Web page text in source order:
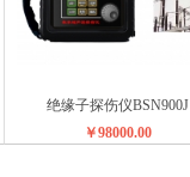
绝缘子探伤仪BSN900J
￥98000.00